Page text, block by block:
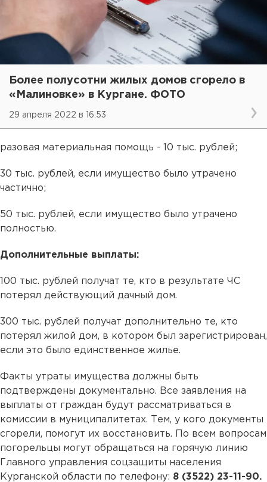
Более полусотни жилых домов сгорело в
«Малиновке» в Кургане. ФОТО
29 апреля 2022 в 16:53
разовая материальная помощь - 10 тыс. рублей;
30 тыс. рублей, если имущество было утрачено
частично;
50 тыс. рублей, если имущество было утрачено
полностью.
Дополнительные выплаты:
100 тыс. рублей получат те, кто в результате ЧС
потерял действующий дачный дом.
300 тыс. рублей получат дополнительно те, кто
потерял жилой дом, в котором был зарегистрирован,
если это было единственное жилье.
Факты утраты имущества должны быть
подтверждены документально. Все заявления на
выплаты от граждан будут рассматриваться в
комиссии в муниципалитетах. Тем, у кого документы
сгорели, помогут их восстановить. По всем вопросам
погорельцы могут обращаться на горячую линию
Главного управления соцзащиты населения
Курганской области по телефону: 8 (3522) 23-11-90.